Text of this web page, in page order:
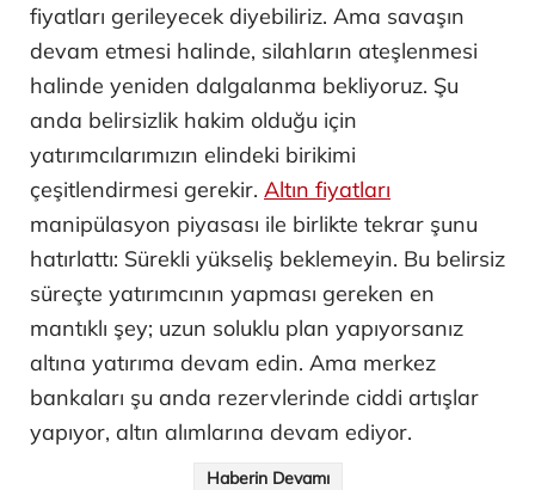
fiyatları gerileyecek diyebiliriz. Ama savaşın
devam etmesi halinde, silahların ateşlenmesi
halinde yeniden dalgalanma bekliyoruz. Şu
anda belirsizlik hakim olduğu için
yatırımcılarımızın elindeki birikimi
çeşitlendirmesi gerekir. Altın fiyatları
manipülasyon piyasası ile birlikte tekrar şunu
hatırlattı: Sürekli yükseliş beklemeyin. Bu belirsiz
süreçte yatırımcının yapması gereken en
mantıklı şey; uzun soluklu plan yapıyorsanız
altına yatırıma devam edin. Ama merkez
bankaları şu anda rezervlerinde ciddi artışlar
yapıyor, altın alımlarına devam ediyor.
Haberin Devamı